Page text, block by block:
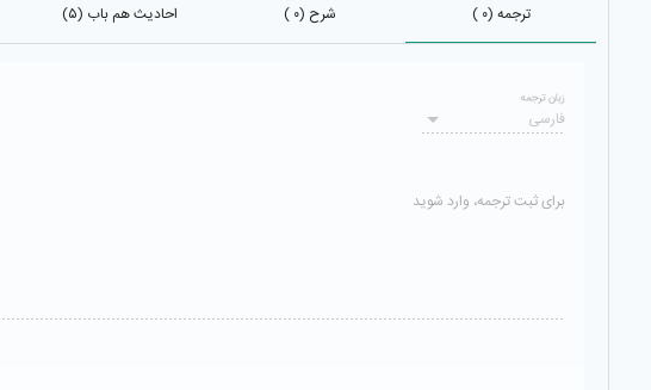
ترجمه (۰ ) شرح (۰ ) احادیث هم باب (۵)
فارسی
زبان ترجمه
برای ثبت ترجمه، وارد شوید